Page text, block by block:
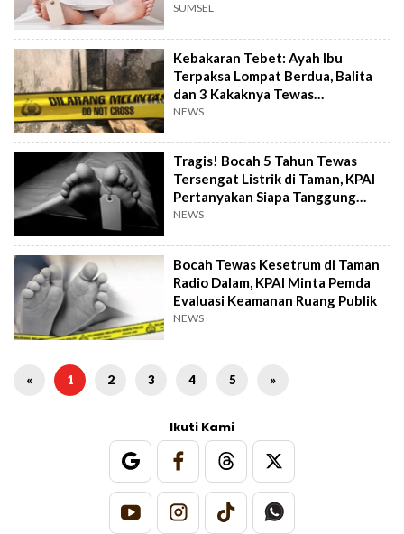
SUMSEL
Kebakaran Tebet: Ayah Ibu
Terpaksa Lompat Berdua, Balita
dan 3 Kakaknya Tewas
Terpanggang
NEWS
Tragis! Bocah 5 Tahun Tewas
Tersengat Listrik di Taman, KPAI
Pertanyakan Siapa Tanggung
Jawab?
NEWS
Bocah Tewas Kesetrum di Taman
Radio Dalam, KPAI Minta Pemda
Evaluasi Keamanan Ruang Publik
NEWS
« 1 2 3 4 5 »
Ikuti Kami